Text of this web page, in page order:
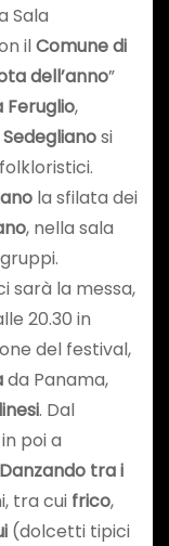
Sala
ilComune di
dell’anno”
Feruglio,
Sedeglianosi
la sfilata dei
, nella sala
sarà la messa,
20.30 in
del festival,
da Panama,
. Dal
poi a
tra i
tra cui frico,
(dolcetti tipici